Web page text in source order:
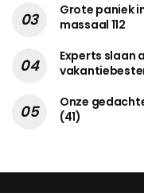
Grote paniek
massaal 112
Experts slaan
Onze
(41)